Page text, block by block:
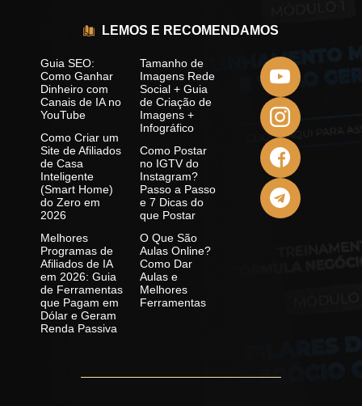
LEMOS E RECOMENDAMOS
Guia SEO:
Como Ganhar
Dinheiro com
Canais de IA no
YouTube
Como Criar um
Site de Afiliados
de Casa
Inteligente
(Smart Home)
do Zero em
2026
Melhores
Programas de
Afiliados de IA
em 2026: Guia
de Ferramentas
que Pagam em
Dólar e Geram
Renda Passiva
Tamanho de
Imagens Rede
Social + Guia
de Criação de
Imagens +
Infográfico
Como Postar
no IGTV do
Instagram?
Passo a Passo
e 7 Dicas do
que Postar
O Que São
Aulas Online?
Como Dar
Aulas e
Melhores
Ferramentas